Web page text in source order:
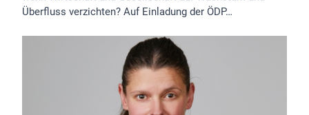
Überfluss verzichten? Auf Einladung der ÖDP…